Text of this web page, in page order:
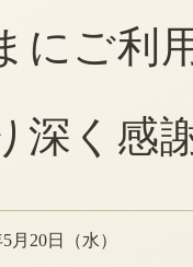
にご利
深く感
月20日（水）